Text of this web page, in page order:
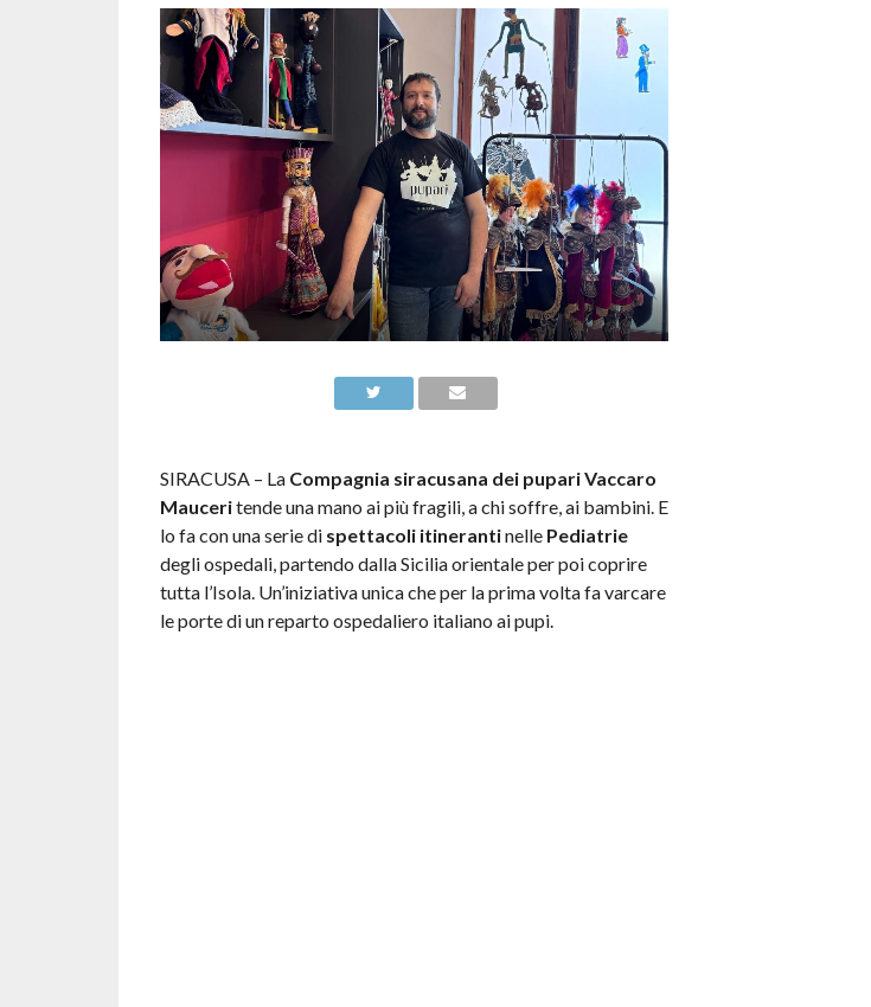
SIRACUSA – La Compagnia siracusana dei pupari Vaccaro
Mauceritende una mano ai più fragili, a chi soffre, ai bambini. E
lo fa con una serie di spettacoli itinerantinellePediatrie
degli ospedali, partendo dalla Sicilia orientale per poi coprire
tutta l’Isola. Un’iniziativa unica che per la prima volta fa varcare
le porte di un reparto ospedaliero italiano ai pupi.